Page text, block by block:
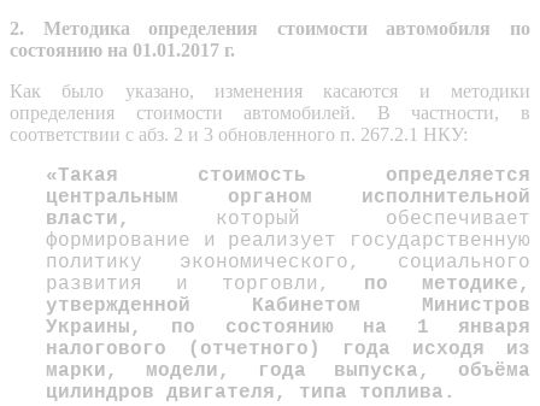
2. Методика определения стоимости автомобиля по
состоянию на 01.01.2017 г.
Как было указано, изменения касаются и методики
определения стоимости автомобилей. В частности, в
соответствии с абз. 2 и 3 обновленного п. 267.2.1 НКУ:
«Такая стоимость определяется
центральным органом исполнительной
власти,
который обеспечивает
формирование и реализует государственную
политику экономического, социального
развития и торговли, по методике,
утвержденной Кабинетом Министров
Украины, по состоянию на 1 января
налогового (отчетного) года исходя из
марки, модели, года выпуска, объёма
цилиндров двигателя, типа топлива.